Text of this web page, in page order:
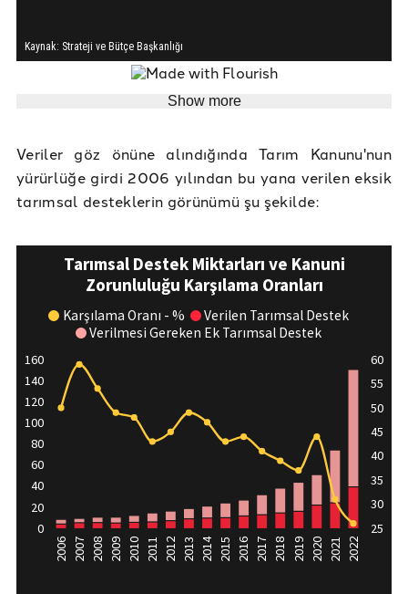
Show more
Veriler göz önüne alındığında Tarım Kanunu'nun
yürürlüğe girdi 2006 yılından bu yana verilen eksik
tarımsal desteklerin görünümü şu şekilde: